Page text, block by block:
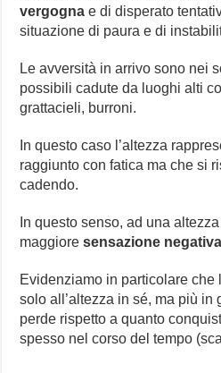
vergogna e di disperato
situazione di paura e di
Le avversità in arrivo sono nei
possibili cadute da luoghi alti
grattacieli, burroni.
In questo caso l’altezza
raggiunto con fatica ma che si
cadendo.
In questo senso, ad una
maggioresensazione negativa
Evidenziamo in particolare che
solo all’altezza in sé, ma più in
perde rispetto a quanto
spesso nel corso del tempo